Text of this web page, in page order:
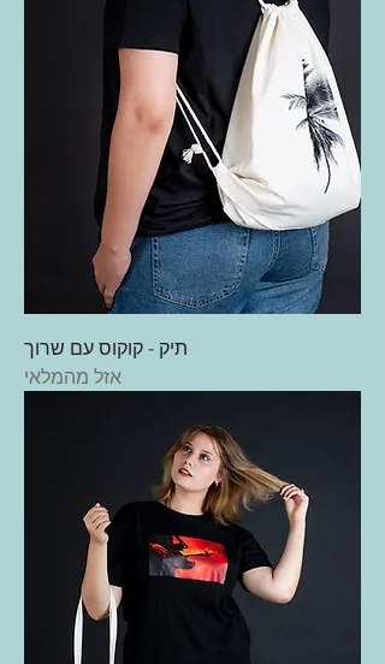
תיק - קוקוס עם שרוך
אזל מהמלאי